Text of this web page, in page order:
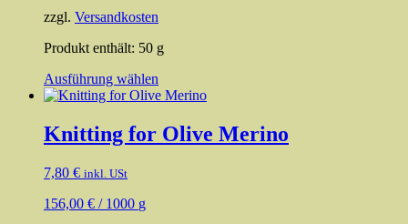
gewählt
werden
zzgl. Versandkosten
Produkt enthält: 50 g
Ausführung wählen
Produkt
mehrere
Varianten
Knitting for Olive Merino
7,80 € inkl. USt
156,00 € / 1000 g